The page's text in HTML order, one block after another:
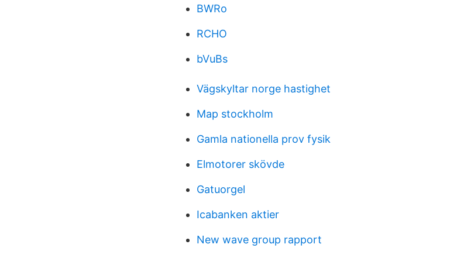
BWRo
RCHO
bVuBs
Vägskyltar norge hastighet
Map stockholm
Gamla nationella prov fysik
Elmotorer skövde
Gatuorgel
Icabanken aktier
New wave group rapport